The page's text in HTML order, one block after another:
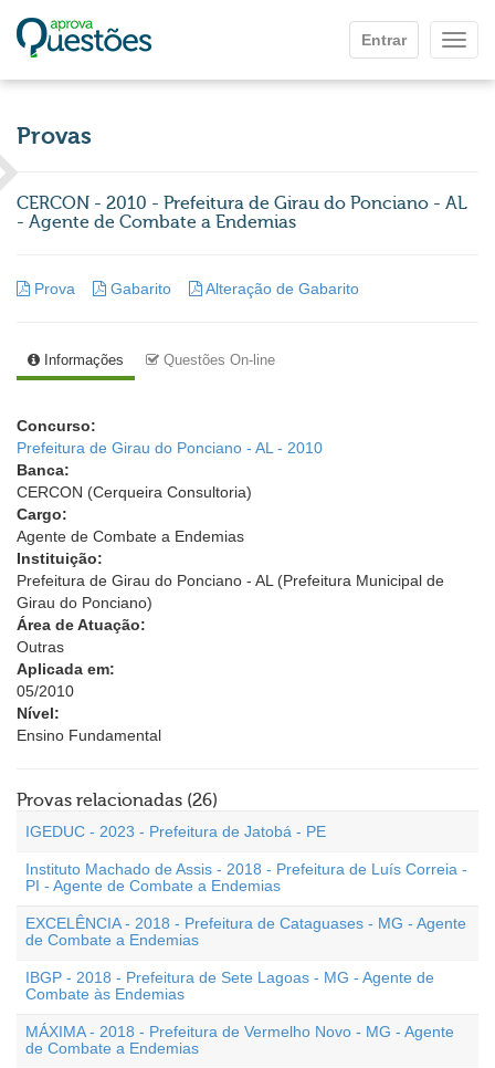
Entrar
Provas
CERCON - 2010 - Prefeitura de Girau do Ponciano - AL
- Agente de Combate a Endemias
Prova Gabarito Alteração de Gabarito
Informações Questões On-line
Concurso:
Prefeitura de Girau do Ponciano - AL - 2010
Banca:
CERCON (Cerqueira Consultoria)
Cargo:
Agente de Combate a Endemias
Instituição:
Prefeitura de Girau do Ponciano - AL (Prefeitura Municipal de
Girau do Ponciano)
Área de Atuação:
Outras
Aplicada em:
05/2010
Nível:
Ensino Fundamental
Provas relacionadas (26)
IGEDUC - 2023 - Prefeitura de Jatobá - PE
Instituto Machado de Assis - 2018 - Prefeitura de Luís Correia -
PI - Agente de Combate a Endemias
EXCELÊNCIA - 2018 - Prefeitura de Cataguases - MG - Agente
de Combate a Endemias
IBGP - 2018 - Prefeitura de Sete Lagoas - MG - Agente de
Combate às Endemias
MÁXIMA - 2018 - Prefeitura de Vermelho Novo - MG - Agente
de Combate a Endemias